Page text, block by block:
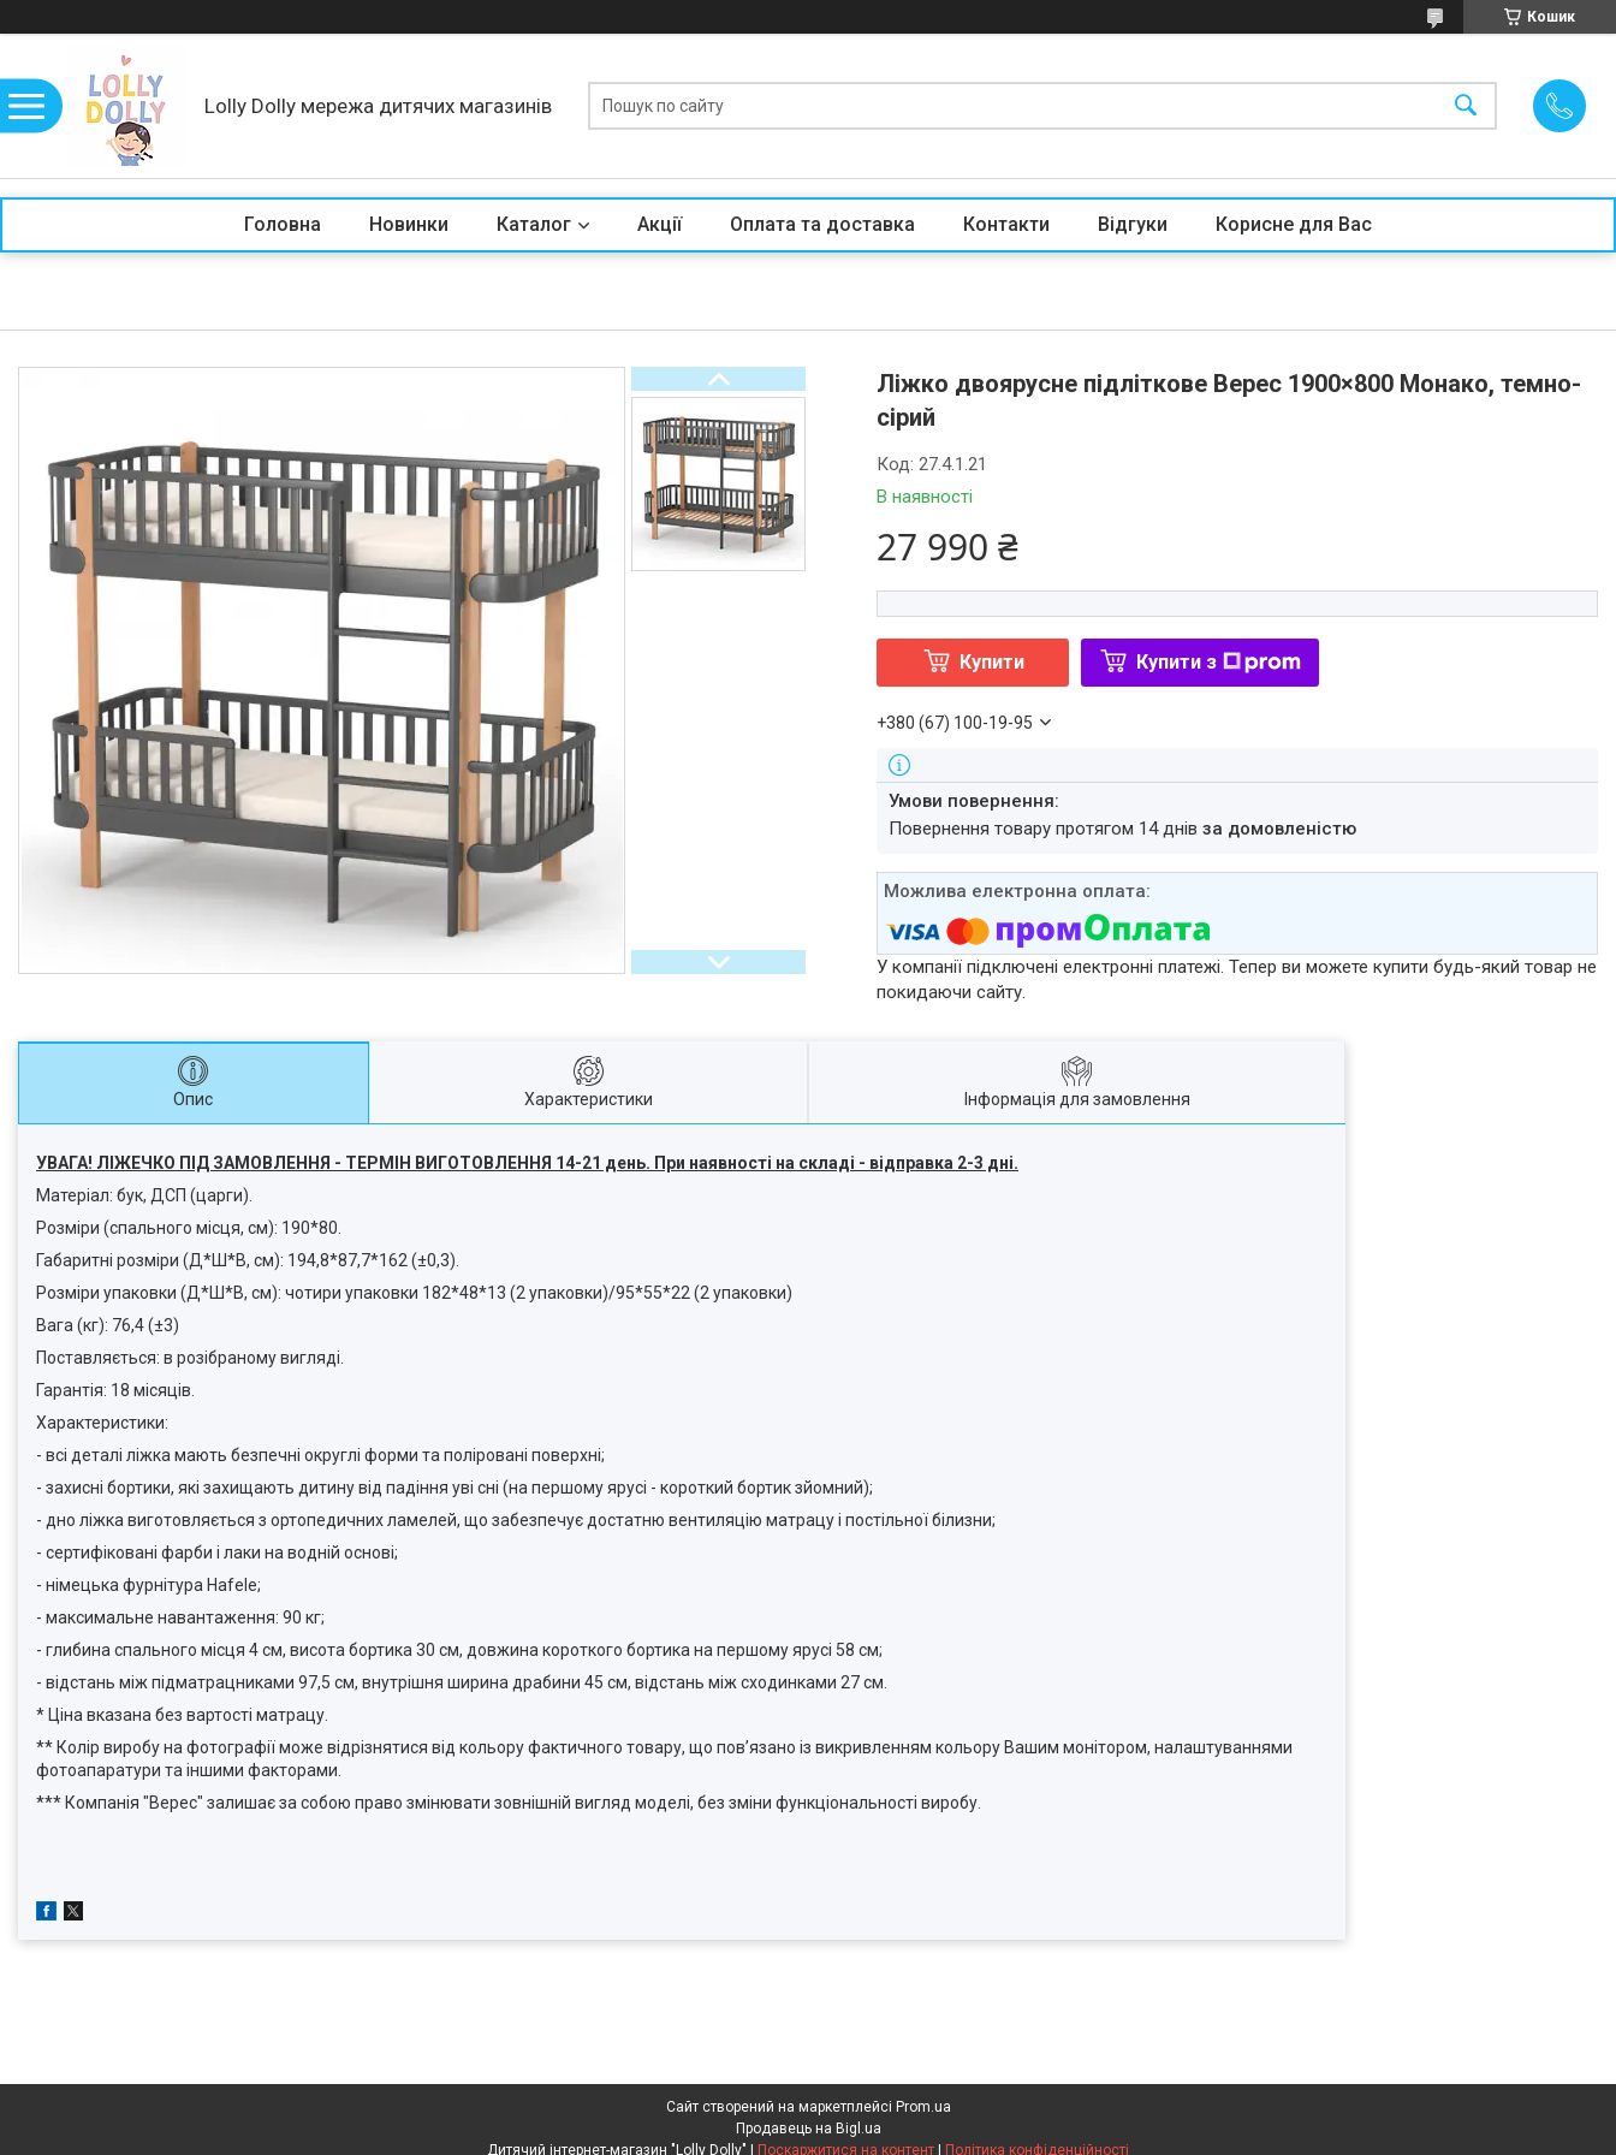
Кошик
Lolly Dolly мережа дитячих магазинів
Головна Новинки Каталог Акції Оплата та доставка Контакти Відгуки Корисне для Вас
Ліжко двоярусне підліткове Верес 1900×800 Монако, темно-
сірий
В наявності
Код:27.4.1.21
27 990 ₴
Купити Купити з
+380 (67) 100-19-95
повернення товару протягом 14 днівза домовленістю
У компанії підключені електронні платежі. Тепер ви можете купити будь-який товар не
покидаючи сайту.
Опис Характеристики Інформація для замовлення
УВАГА! ЛІЖЕЧКО ПІД ЗАМОВЛЕННЯ - ТЕРМІН ВИГОТОВЛЕННЯ 14-21 день. При наявності на складі - відправка 2-3 дні.
Матеріал: бук, ДСП (царги).
Розміри (спального місця, см): 190*80.
Габаритні розміри (Д*Ш*В, см): 194,8*87,7*162 (±0,3).
Розміри упаковки (Д*Ш*В, см): чотири упаковки 182*48*13 (2 упаковки)/95*55*22 (2 упаковки)
Вага (кг): 76,4 (±3)
Поставляється: в розібраному вигляді.
Гарантія: 18 місяців.
Характеристики:
- всі деталі ліжка мають безпечні округлі форми та поліровані поверхні;
- захисні бортики, які захищають дитину від падіння уві сні (на першому ярусі - короткий бортик зйомний);
- дно ліжка виготовляється з ортопедичних ламелей, що забезпечує достатню вентиляцію матрацу і постільної білизни;
- сертифіковані фарби і лаки на водній основі;
- німецька фурнітура Hafele;
- максимальне навантаження: 90 кг;
- глибина спального місця 4 см, висота бортика 30 см, довжина короткого бортика на першому ярусі 58 см;
- відстань між підматрацниками 97,5 см, внутрішня ширина драбини 45 см, відстань між сходинками 27 см.
* Ціна вказана без вартості матрацу.
** Колір виробу на фотографії може відрізнятися від кольору фактичного товару, що пов’язано із викривленням кольору Вашим монітором, налаштуваннями
фотоапаратури та іншими факторами.
*** Компанія "Верес" залишає за собою право змінювати зовнішній вигляд моделі, без зміни функціональності виробу.
Сайт створений на маркетплейсі Prom.ua
Продавець на Bigl.ua
Поскаржитися на контент Політика конфіденційності